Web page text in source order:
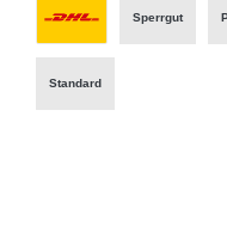
Standard
Sperrgut